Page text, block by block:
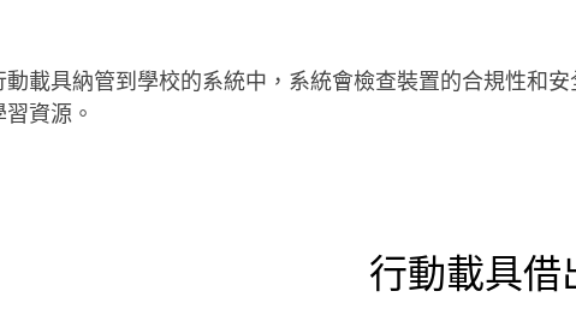
載具納管到學校的系統中，系統會檢查裝置的合規性和
資源。
行動載具借